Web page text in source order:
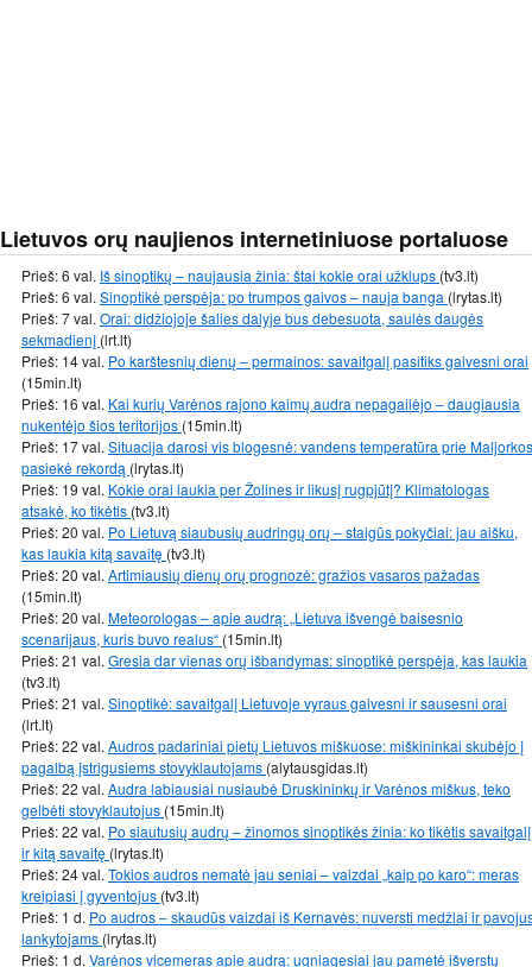
Lietuvos orų naujienos internetiniuose portaluose
Prieš: 6 val. Iš sinoptikų – naujausia žinia: štai kokie orai užklups (tv3.lt)
Prieš: 6 val. Sinoptikė perspėja: po trumpos gaivos – nauja banga (lrytas.lt)
Prieš: 7 val. Orai: didžiojoje šalies dalyje bus debesuota, saulės daugės
sekmadienį (lrt.lt)
Prieš: 14 val. Po karštesnių dienų – permainos: savaitgalį pasitiks gaivesni orai
(15min.lt)
Prieš: 16 val. Kai kurių Varėnos rajono kaimų audra nepagailėjo – daugiausia
nukentėjo šios teritorijos (15min.lt)
Prieš: 17 val. Situacija darosi vis blogesnė: vandens temperatūra prie Maljorkos
pasiekė rekordą (lrytas.lt)
Prieš: 19 val. Kokie orai laukia per Žolines ir likusį rugpjūtį? Klimatologas
atsakė, ko tikėtis (tv3.lt)
Prieš: 20 val. Po Lietuvą siaubusių audringų orų – staigūs pokyčiai: jau aišku,
kas laukia kitą savaitę (tv3.lt)
Prieš: 20 val. Artimiausių dienų orų prognozė: gražios vasaros pažadas
(15min.lt)
Prieš: 20 val. Meteorologas – apie audrą: „Lietuva išvengė baisesnio
scenarijaus, kuris buvo realus“ (15min.lt)
Prieš: 21 val. Gresia dar vienas orų išbandymas: sinoptikė perspėja, kas laukia
(tv3.lt)
Prieš: 21 val. Sinoptikė: savaitgalį Lietuvoje vyraus gaivesni ir sausesni orai
(lrt.lt)
Prieš: 22 val. Audros padariniai pietų Lietuvos miškuose: miškininkai skubėjo į
pagalbą įstrigusiems stovyklautojams (alytausgidas.lt)
Prieš: 22 val. Audra labiausiai nusiaubė Druskininkų ir Varėnos miškus, teko
gelbėti stovyklautojus (15min.lt)
Prieš: 22 val. Po siautusių audrų – žinomos sinoptikės žinia: ko tikėtis savaitgalį
ir kitą savaitę (lrytas.lt)
Prieš: 24 val. Tokios audros nematė jau seniai – vaizdai „kaip po karo“: meras
kreipiasi į gyventojus (tv3.lt)
Prieš: 1 d. Po audros – skaudūs vaizdai iš Kernavės: nuversti medžiai ir
lankytojams (lrytas.lt)
Prieš: 1 d. Varėnos vicemeras apie audrą: ugniagesiai jau pametė išverstų